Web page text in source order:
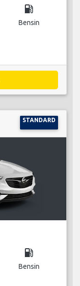
local_gas_station
Bensin
STANDARD
local_gas_station
Bensin